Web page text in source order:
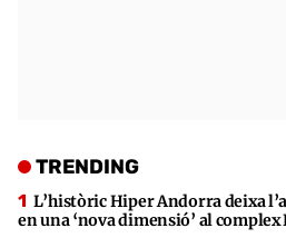
TRENDING
L’històric Hiper Andorra deixa
en una ‘nova dimensió’ al complex